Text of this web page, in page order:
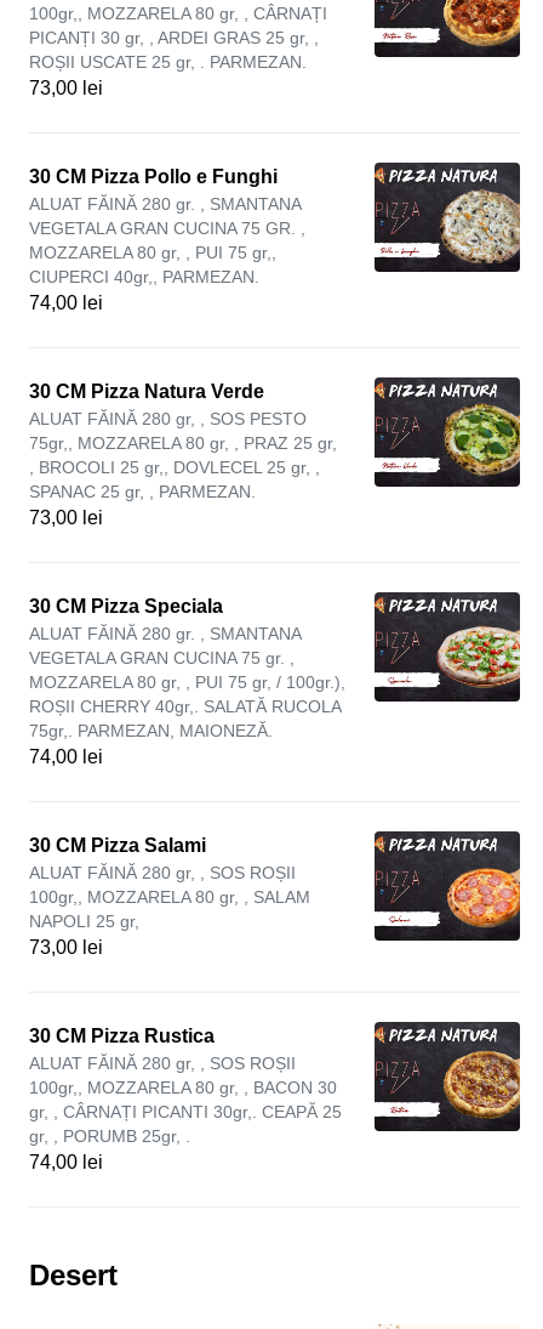
100gr,, MOZZARELA 80 gr, , CÂRNAȚI
PICANȚI 30 gr, , ARDEI GRAS 25 gr, ,
ROȘII USCATE 25 gr, . PARMEZAN.
73,00 lei
30 CM Pizza Pollo e Funghi
ALUAT FĂINĂ 280 gr. , SMANTANA
VEGETALA GRAN CUCINA 75 GR. ,
MOZZARELA 80 gr, , PUI 75 gr,,
CIUPERCI 40gr,, PARMEZAN.
74,00 lei
30 CM Pizza Natura Verde
ALUAT FĂINĂ 280 gr, , SOS PESTO
75gr,, MOZZARELA 80 gr, , PRAZ 25 gr,
, BROCOLI 25 gr,, DOVLECEL 25 gr, ,
SPANAC 25 gr, , PARMEZAN.
73,00 lei
30 CM Pizza Speciala
ALUAT FĂINĂ 280 gr. , SMANTANA
VEGETALA GRAN CUCINA 75 gr. ,
MOZZARELA 80 gr, , PUI 75 gr, / 100gr.),
ROȘII CHERRY 40gr,. SALATĂ RUCOLA
75gr,. PARMEZAN, MAIONEZĂ.
74,00 lei
30 CM Pizza Salami
ALUAT FĂINĂ 280 gr, , SOS ROȘII
100gr,, MOZZARELA 80 gr, , SALAM
NAPOLI 25 gr,
73,00 lei
30 CM Pizza Rustica
ALUAT FĂINĂ 280 gr, , SOS ROȘII
100gr,, MOZZARELA 80 gr, , BACON 30
gr, , CÂRNAȚI PICANTI 30gr,. CEAPĂ 25
gr, , PORUMB 25gr, .
74,00 lei
Desert